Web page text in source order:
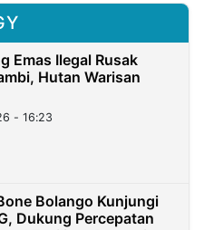
Emas Ilegal Rusak
Hutan Warisan
- 16:23
Bolango Kunjungi
Dukung Percepatan